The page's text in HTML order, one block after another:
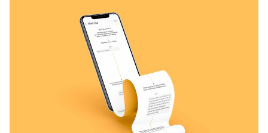
contenu, Public Lectures cherche à effacer les frontières
habituelles entre présentateur·rice et spectateur·rice. Une
horizontalité née ainsi au sein de la plateforme, invitant chacun·e à
apporter sa contribution afin de faire émerger des formes
novatrices de dialogues, tentant de relever les défis de ce
nouveau contexte de communication.